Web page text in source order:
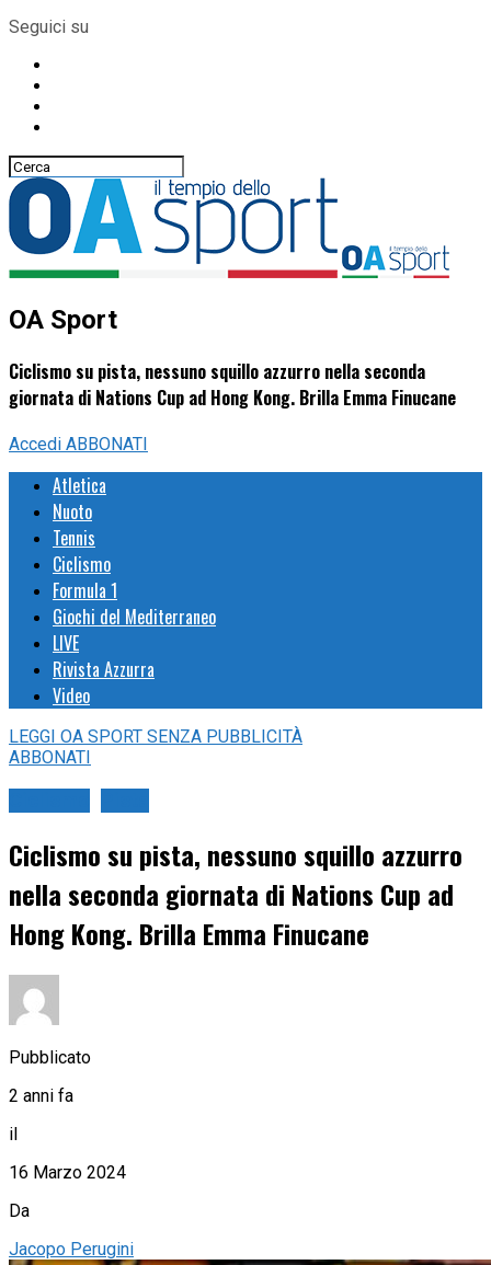
Seguici su
OA Sport
Ciclismo su pista, nessuno squillo azzurro nella seconda
giornata di Nations Cup ad Hong Kong. Brilla Emma Finucane
Accedi ABBONATI
Atletica
Nuoto
Tennis
Ciclismo
Formula 1
Giochi del Mediterraneo
LIVE
Rivista Azzurra
Video
LEGGI OA SPORT SENZA PUBBLICITÀ
ABBONATI
Ciclismo su pista, nessuno squillo azzurro
nella seconda giornata di Nations Cup ad
Hong Kong. Brilla Emma Finucane
Pubblicato
2 anni fa
il
16 Marzo 2024
Da
Jacopo Perugini